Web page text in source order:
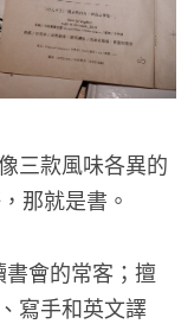
三款風味各異的
那就是書。
會的常客；擅
寫手和英文譯